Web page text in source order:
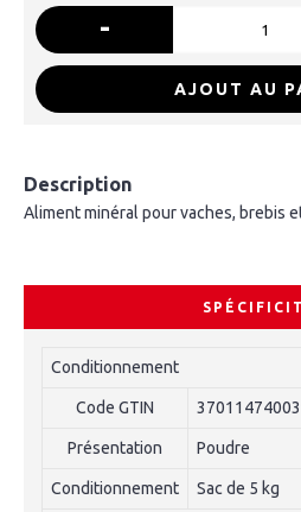
-
AJOUT AU
Description
Aliment minéral pour vaches, brebis
Conditionnement
Code GTIN
Présentation Poudre
Conditionnement Sac de 5 kg